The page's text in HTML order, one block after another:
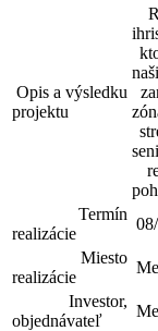
Opis a výsledku
projektu
Termín
realizácie
Miesto
realizácie
Investor,
objednávateľ